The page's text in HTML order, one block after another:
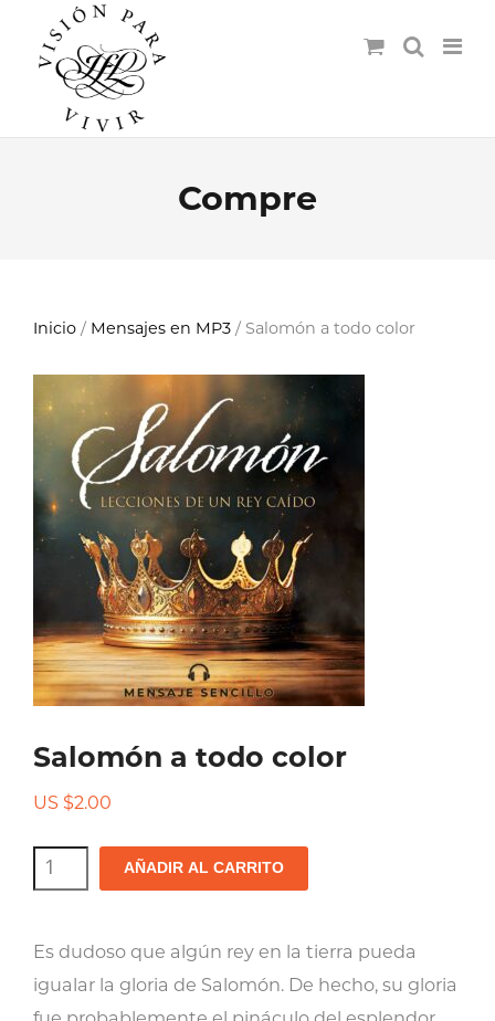
Compre
Inicio / Mensajes en MP3 / Salomón a todo color
Salomón a todo color
US $2.00
Salomón
a
AÑADIR AL CARRITO
Es dudoso que algún rey en la tierra pueda
igualar la gloria de Salomón. De hecho, su gloria